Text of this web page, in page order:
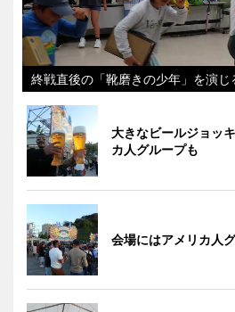
終戦直後の「靴磨きの少年」を演じ
大きなビールジョッ
カ人グループも
会場にはアメリカ人